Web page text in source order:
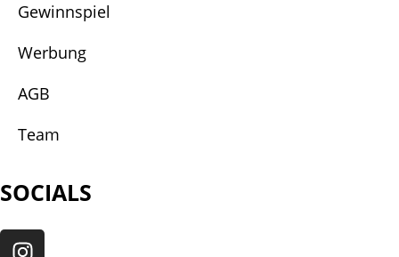
Gewinnspiel
Werbung
AGB
Team
SOCIALS